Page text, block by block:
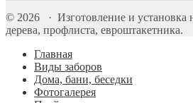
© 2026 · Изготовление и установка
дерева, профлиста, евроштакетника.
Главная
Виды заборов
Дома, бани, беседки
Фотогалерея